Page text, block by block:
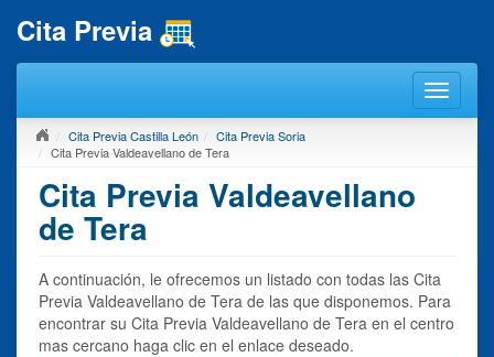
Cita Previa
Cita Previa Castilla León
Cita Previa Soria
Cita Previa Valdeavellano de Tera
Cita Previa Valdeavellano
de Tera
A continuación, le ofrecemos un listado con todas las Cita
Previa Valdeavellano de Tera de las que disponemos. Para
encontrar su Cita Previa Valdeavellano de Tera en el centro
mas cercano haga clic en el enlace deseado.